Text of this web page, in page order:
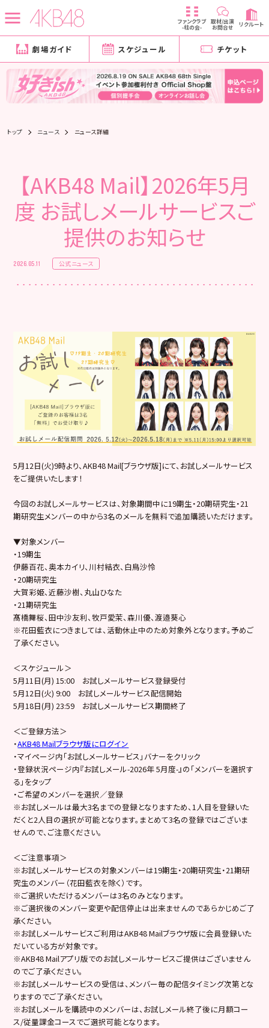
ファンクラブ
-柱の会-
取材/出演
お問合せ リクルート
劇場ガイド スケジュール チケット
トップ ニュース ニュース詳細
【AKB48 Mail】2026年5月
度 お試しメールサービスご
提供のお知らせ
2026.05.11 公式ニュース
5月12日(火)9時より、AKB48 Mail[ブラウザ版]にて、お試しメールサービス
をご提供いたします！
今回のお試しメールサービスは、対象期間中に19期生・20期研究生・21
期研究生メンバーの中から3名のメールを無料で追加購読いただけます。
▼対象メンバー
・19期生
伊藤百花、奥本カイリ、川村結衣、白鳥沙怜
・20期研究生
大賀彩姫、近藤沙樹、丸山ひなた
・21期研究生
髙橋舞桜、田中沙友利、牧戸愛茉、森川優、渡邉葵心
※花田藍衣につきましては、活動休止中のため対象外となります。予めご
了承ください。
＜スケジュール＞
5月11日(月) 15:00 お試しメールサービス登録受付
5月12日(火) 9:00 お試しメールサービス配信開始
5月18日(月) 23:59 お試しメールサービス期間終了
＜ご登録方法＞
・AKB48 Mailブラウザ版にログイン
・マイページ内「お試しメールサービス」バナーをクリック
・登録状況ページ内『お試しメール-2026年 5月度-』の「メンバーを選択す
る」をタップ
・ご希望のメンバーを選択／登録
※お試しメールは最大3名までの登録となりますため、1人目を登録いた
だくと2人目の選択が可能となります。まとめて3名の登録ではございま
せんので、ご注意ください。
＜ご注意事項＞
※お試しメールサービスの対象メンバーは19期生・20期研究生・21期研
究生のメンバー（花田藍衣を除く）です。
※ご選択いただけるメンバーは3名のみとなります。
※ご選択後のメンバー変更や配信停止は出来ませんのであらかじめご了
承ください。
※お試しメールサービスご利用はAKB48 Mailブラウザ版に会員登録いた
だいている方が対象です。
※AKB48 Mailアプリ版でのお試しメールサービスご提供はございません
のでご了承ください。
※お試しメールサービスの受信は、メンバー毎の配信タイミング次第とな
りますのでご了承ください。
※お試しメールを購読中のメンバーは、お試しメール終了後に月額コー
ス/従量課金コースでご選択可能となります。